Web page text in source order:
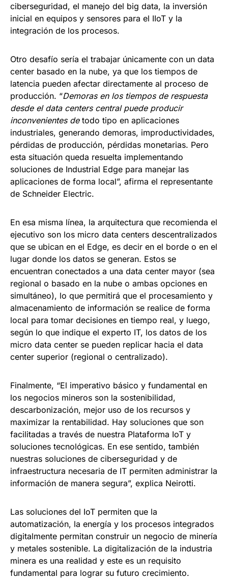
ciberseguridad, el manejo del big data, la inversión
inicial en equipos y sensores para el IIoT y la
integración de los procesos.
Otro desafío sería el trabajar únicamente con un data
center basado en la nube, ya que los tiempos de
latencia pueden afectar directamente al proceso de
producción. “Demoras en los tiempos de respuesta
desde el data centers central puede producir
inconvenientes detodo tipo en aplicaciones
industriales, generando demoras, improductividades,
pérdidas de producción, pérdidas monetarias. Pero
esta situación queda resuelta implementando
soluciones de Industrial Edge para manejar las
aplicaciones de forma local”, afirma el representante
de Schneider Electric.
En esa misma línea, la arquitectura que recomienda el
ejecutivo son los micro data centers descentralizados
que se ubican en el Edge, es decir en el borde o en el
lugar donde los datos se generan. Estos se
encuentran conectados a una data center mayor (sea
regional o basado en la nube o ambas opciones en
simultáneo), lo que permitirá que el procesamiento y
almacenamiento de información se realice de forma
local para tomar decisiones en tiempo real, y luego,
según lo que indique el experto IT, los datos de los
micro data center se pueden replicar hacia el data
center superior (regional o centralizado).
Finalmente, “El imperativo básico y fundamental en
los negocios mineros son la sostenibilidad,
descarbonización, mejor uso de los recursos y
maximizar la rentabilidad. Hay soluciones que son
facilitadas a través de nuestra Plataforma IoT y
soluciones tecnológicas. En ese sentido, también
nuestras soluciones de ciberseguridad y de
infraestructura necesaria de IT permiten administrar la
información de manera segura”, explica Neirotti.
Las soluciones del IoT permiten que la
automatización, la energía y los procesos integrados
digitalmente permitan construir un negocio de minería
y metales sostenible. La digitalización de la industria
minera es una realidad y este es un requisito
fundamental para lograr su futuro crecimiento.